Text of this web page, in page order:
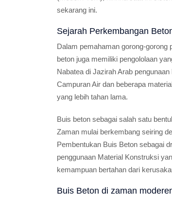
sekarang ini.
Sejarah Perkembangan
Dalam pemahaman gorong-gorong
beton juga memiliki pengololaan
Nabatea di Jazirah Arab
Campuran Air dan beberapa
yang lebih tahan lama.
Buis beton sebagai salah satu
Zaman mulai berkembang seiring
Pembentukan Buis Beton sebagai
penggunaan Material Konstruksi
kemampuan bertahan dari
Buis Beton di zaman